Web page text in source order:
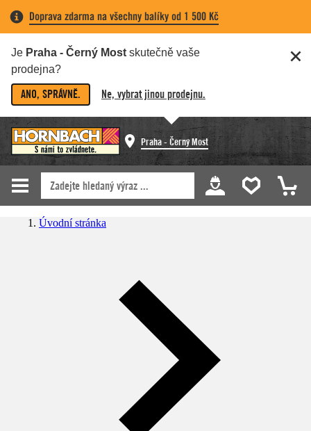
Doprava zdarma na všechny balíky od 1 500 Kč
Je Praha - Černý Most skutečně vaše
prodejna?
ANO, SPRÁVNĚ. Ne, vybrat jinou prodejnu.
Praha - Černý Most
Úvodní stránka